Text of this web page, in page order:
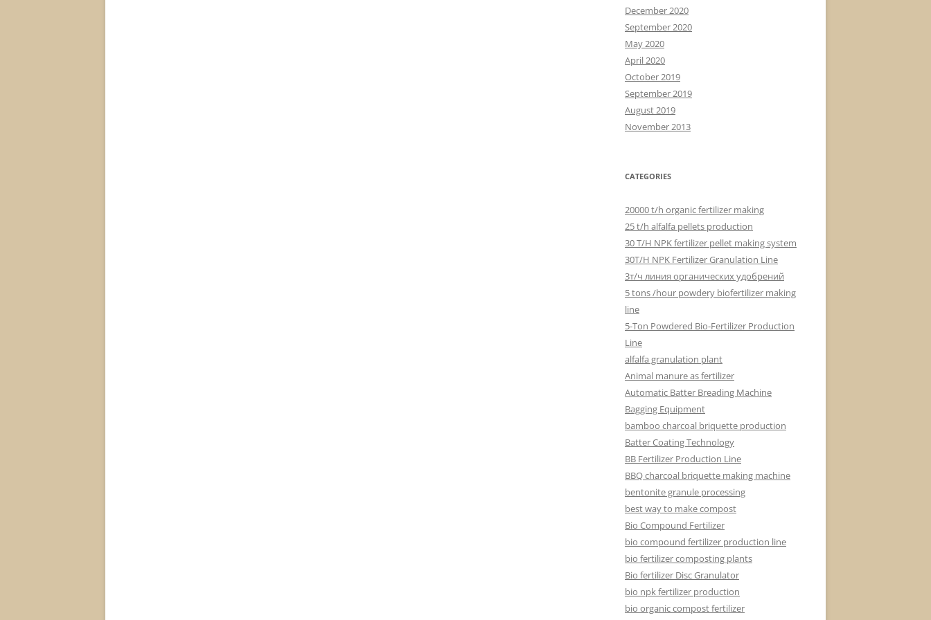
December 2020
September 2020
May 2020
April 2020
October 2019
September 2019
August 2019
November 2013
CATEGORIES
20000 t/h organic fertilizer making
25 t/h alfalfa pellets production
30 T/H NPK fertilizer pellet making system
30T/H NPK Fertilizer Granulation Line
3т/ч линия органических удобрений
5 tons /hour powdery biofertilizer making
line
5-Ton Powdered Bio-Fertilizer Production
Line
alfalfa granulation plant
Animal manure as fertilizer
Automatic Batter Breading Machine
Bagging Equipment
bamboo charcoal briquette production
Batter Coating Technology
BB Fertilizer Production Line
BBQ charcoal briquette making machine
bentonite granule processing
best way to make compost
Bio Compound Fertilizer
bio compound fertilizer production line
bio fertilizer composting plants
Bio fertilizer Disc Granulator
bio npk fertilizer production
bio organic compost fertilizer